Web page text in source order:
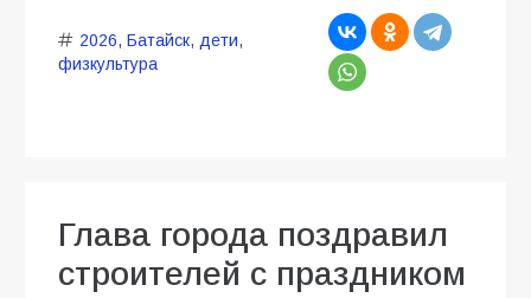
2026, Батайск, дети,
физкультура
Глава города поздравил
строителей с праздником